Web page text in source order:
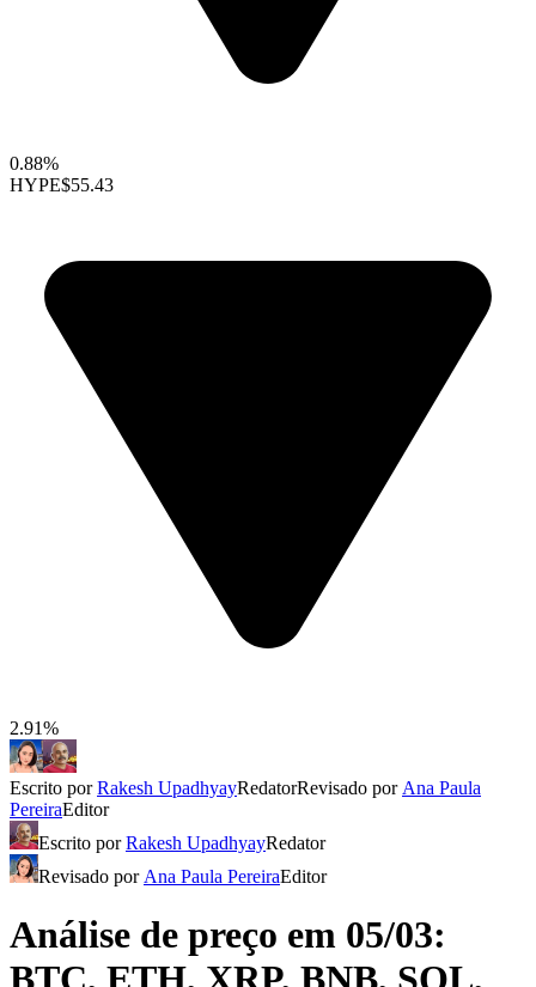
0.88%
HYPE$55.43
2.91%
Escrito porRakesh UpadhyayRedatorRevisado por Ana Paula
PereiraEditor
Escrito porRakesh UpadhyayRedator
Revisado por Ana Paula PereiraEditor
Análise de preço em 05/03: